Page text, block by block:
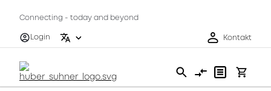
Connecting - today and beyond
Login
Kontakt